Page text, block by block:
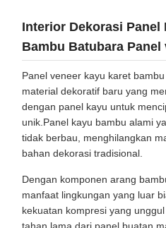
Interior Dekorasi Panel
Bambu Batubara Panel
Panel veneer kayu karet
material dekoratif baru yang
dengan panel kayu untuk
unik.Panel kayu bambu alami
tidak berbau, menghilangkan
bahan dekorasi tradisional.
Dengan komponen arang
manfaat lingkungan yang luar
kekuatan kompresi yang